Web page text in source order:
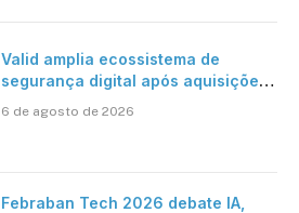
Valid amplia ecossistema de
segurança digital após aquisições
6 de agosto de 2026
Febraban Tech 2026 debate IA,